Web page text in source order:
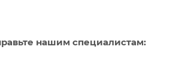
нашим специалистам: